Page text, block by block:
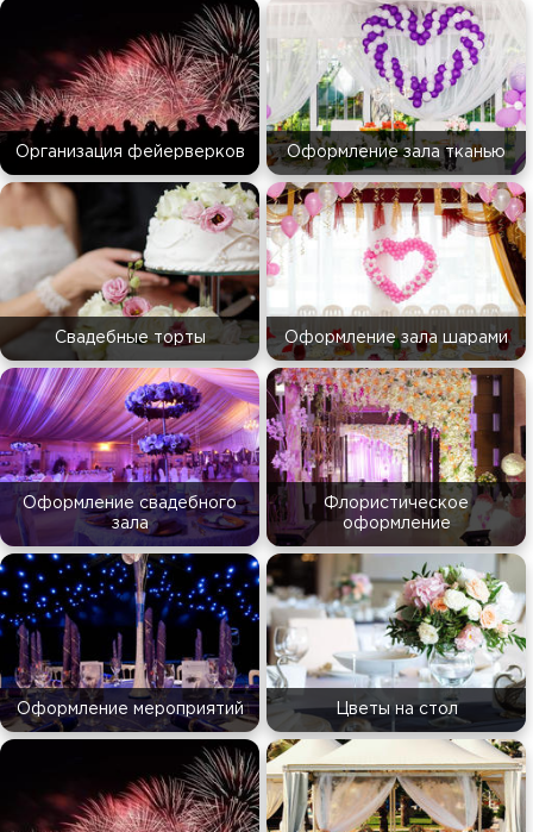
Организация фейерверков Оформление зала тканью
Свадебные торты Оформление зала шарами
Оформление свадебного
зала
Флористическое
оформление
Оформление мероприятий Цветы на стол